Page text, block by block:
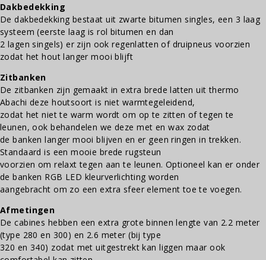
Dakbedekking
De dakbedekking bestaat uit zwarte bitumen singles, een 3 laag
systeem (eerste laag is rol bitumen en dan
2 lagen singels) er zijn ook regenlatten of druipneus voorzien
zodat het hout langer mooi blijft
Zitbanken
De zitbanken zijn gemaakt in extra brede latten uit thermo
Abachi deze houtsoort is niet warmtegeleidend,
zodat het niet te warm wordt om op te zitten of tegen te
leunen, ook behandelen we deze met en wax zodat
de banken langer mooi blijven en er geen ringen in trekken.
Standaard is een mooie brede rugsteun
voorzien om relaxt tegen aan te leunen. Optioneel kan er onder
de banken RGB LED kleurverlichting worden
aangebracht om zo een extra sfeer element toe te voegen.
Afmetingen
De cabines hebben een extra grote binnen lengte van 2.2 meter
(type 280 en 300) en 2.6 meter (bij type
320 en 340) zodat met uitgestrekt kan liggen maar ook